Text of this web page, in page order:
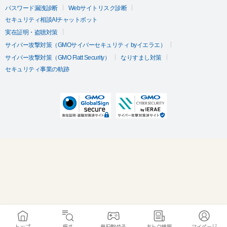
パスワード漏洩診断
Webサイトリスク診断
セキュリティ相談AIチャットボット
実在証明・盗聴対策
サイバー攻撃対策（GMOサイバーセキュリティ byイエラエ）
サイバー攻撃対策（GMO Flatt Security）
なりすまし対策
セキュリティ事業の軌跡